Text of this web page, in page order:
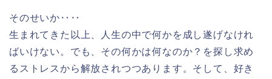
そのせいか‥‥
生まれてきた以上、人生の中で何かを成し遂げなけれ
ばいけない。でも、その何かは何なのか？を探し求め
るストレスから解放されつつあります。そして、好き